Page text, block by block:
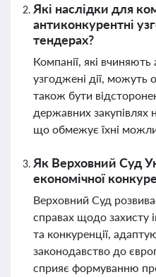
Які наслідки для
антиконкурентні
тендерах?
Компанії, які вчиняють
узгоджені дії, можуть
також бути
державних закупівлях
що обмежує їхні
Як Верховний Суд
економічної
Верховний Суд
справах щодо захисту
та конкуренції,
законодавство до
сприяє формуванню